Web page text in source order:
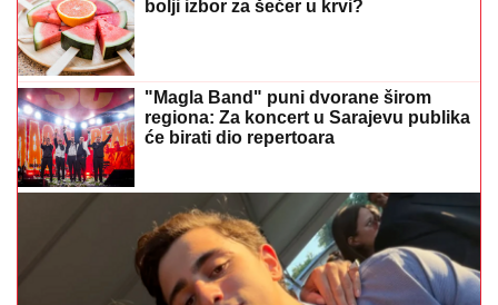
bolji izbor za šećer u krvi?
"Magla Band" puni dvorane širom
regiona: Za koncert u Sarajevu publika
će birati dio repertoara